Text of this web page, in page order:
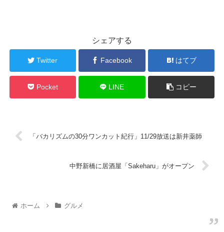
シェアする
Twitter Facebook はてブ
Pocket LINE コピー
「バカリズムの30分ワンカット紀行」11/29放送は新井薬師
中野新橋に居酒屋「Sakeharu」がオープン
ホーム グルメ